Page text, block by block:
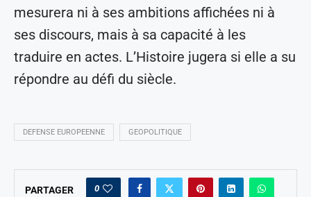
mesurera ni à ses ambitions affichées ni à
ses discours, mais à sa capacité à les
traduire en actes. L’Histoire jugera si elle a su
répondre au défi du siècle.
DEFENSE EUROPEENNE GEOPOLITIQUE
PARTAGER 0